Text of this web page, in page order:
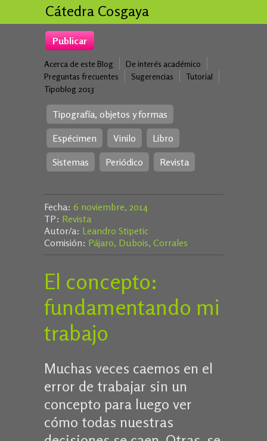
Cátedra Cosgaya
Publicar
Acerca de este Blog
De interés académico
Preguntas frecuentes
Sugerencias
Tutorial
Tipoblog 2013
Tipografía, objetos y formas
Espécimen
Vinilo
Libro
Sistemas
Periódico Revista
Fecha: 6 noviembre, 2014
TP: Revista
Autor/a: Leandro Stipetic
Comisión: Pájaro, Dubois, Corrales
El concepto:
fundamentando mi
trabajo
Muchas veces caemos en el
error de trabajar sin un
concepto para luego ver
cómo todas nuestras